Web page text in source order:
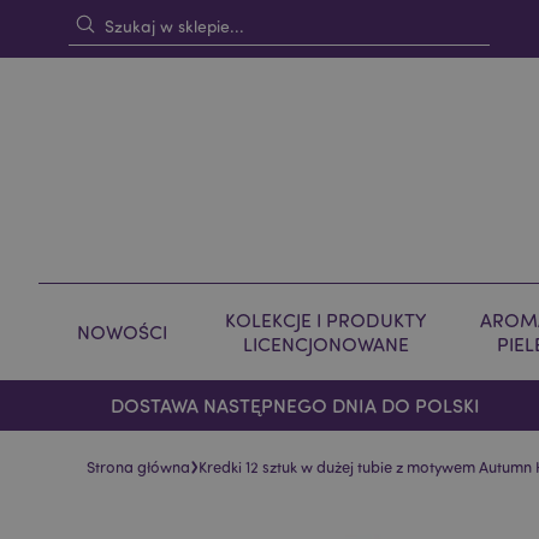
NOWOŚCI
KOLEKCJE I PRODUKTY
LICENCJONOWANE
DOSTAWA NASTĘPNEGO DNIA DO POLSKI
Strona główna›Kredki 12 sztuk w dużej tubie z motywem Autumn